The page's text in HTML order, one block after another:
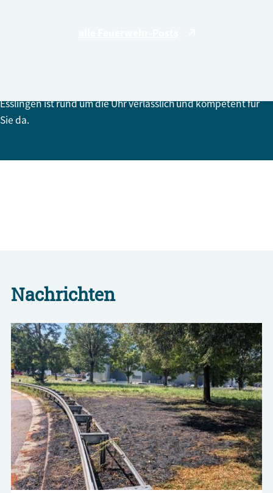
Esslingen ist rund um die Uhr verlässlich und kompetent für
Sie da.
Nachrichten